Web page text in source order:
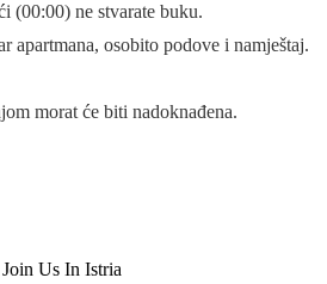
(00:00) ne stvarate buku.
apartmana, osobito podove i namještaj.
morat će biti nadoknađena.
Us In Istria